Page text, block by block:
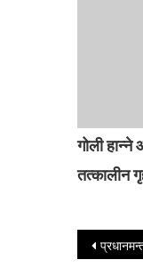
गोली
तत्कालीन
प्रधानमन्त्रीको